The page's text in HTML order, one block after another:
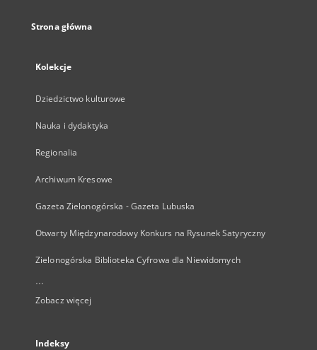
Strona główna
Kolekcje
Dziedzictwo kulturowe
Nauka i dydaktyka
Regionalia
Archiwum Kresowe
Gazeta Zielonogórska - Gazeta Lubuska
Otwarty Międzynarodowy Konkurs na Rysunek Satyryczny
Zielonogórska Biblioteka Cyfrowa dla Niewidomych
...
Zobacz więcej
Indeksy